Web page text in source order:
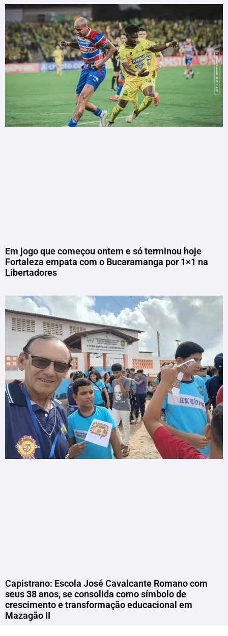
Em jogo que começou ontem e só terminou hoje
Fortaleza empata com o Bucaramanga por 1×1 na
Libertadores
Capistrano: Escola José Cavalcante Romano com
seus 38 anos, se consolida como símbolo de
crescimento e transformação educacional em
Mazagão II